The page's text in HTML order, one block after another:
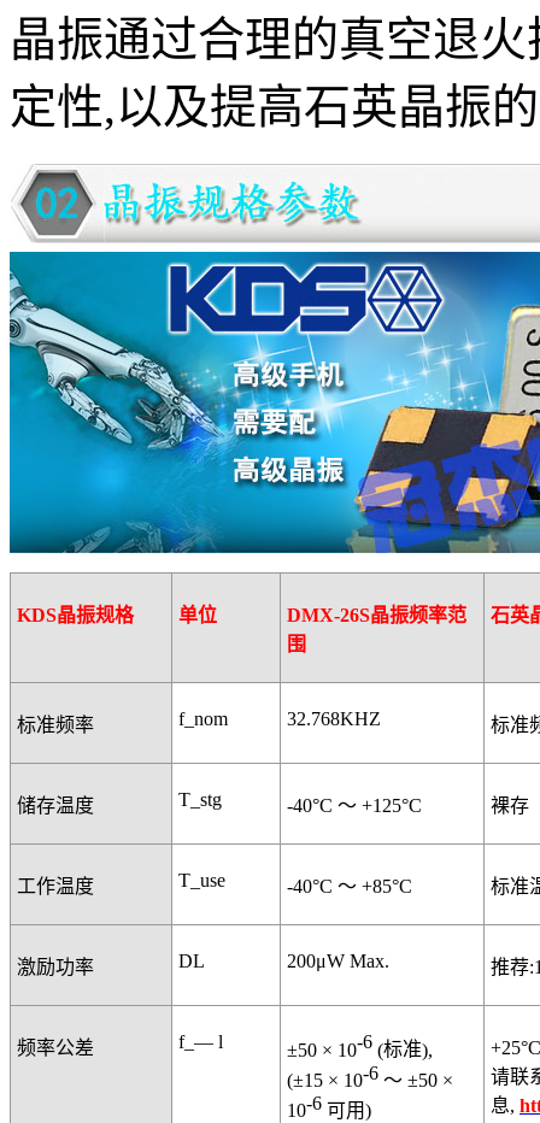
晶振通过合理的真空退
定性,以及提高石英晶振
KDS晶振规格 单位 DMX-26S晶振频率范
围
石英
标准频率 f_nom 32.768KHZ 标准
储存温度 T_stg -40°C ～ +125°C 裸存
工作温度 T_use -40°C ～ +85°C 标准
激励功率 DL 200μW Max. 推荐
频率公差 f_— l ±50 × 10-6 (标准),
(±15 × 10-6 ～ ±50 ×
10-6 可用)
请联
息,